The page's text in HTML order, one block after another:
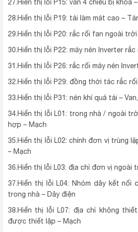
27.Hiển thị lỗi P15: van 4 chiều bị khóa
28.Hiển thị lỗi P19: tải làm mát cao –
29.Hiển thị lỗi P20: rắc rối fan ngoài
30.Hiển thị lỗi P22: máy nén Inverter rắc
31.Hiển thị lỗi P26: rắc rối máy nén
32.Hiển thị lỗi P29: đồng thời tác rắc
33.Hiển thị lỗi P31: nén khí quá tải –
34.Hiển thị lỗi L01: trong nhà / ngoài
hợp – Mạch
35.Hiển thị lỗi L02: chính đơn vị trùng
– Mạch
36.Hiển thị lỗi L03: địa chỉ đơn vị ngoài
37.Hiển thị lỗi L04: Nhóm dây kết
trong nhà – Dây điện
38.Hiển thị lỗi L07: địa chỉ không
được thiết lập – Mạch